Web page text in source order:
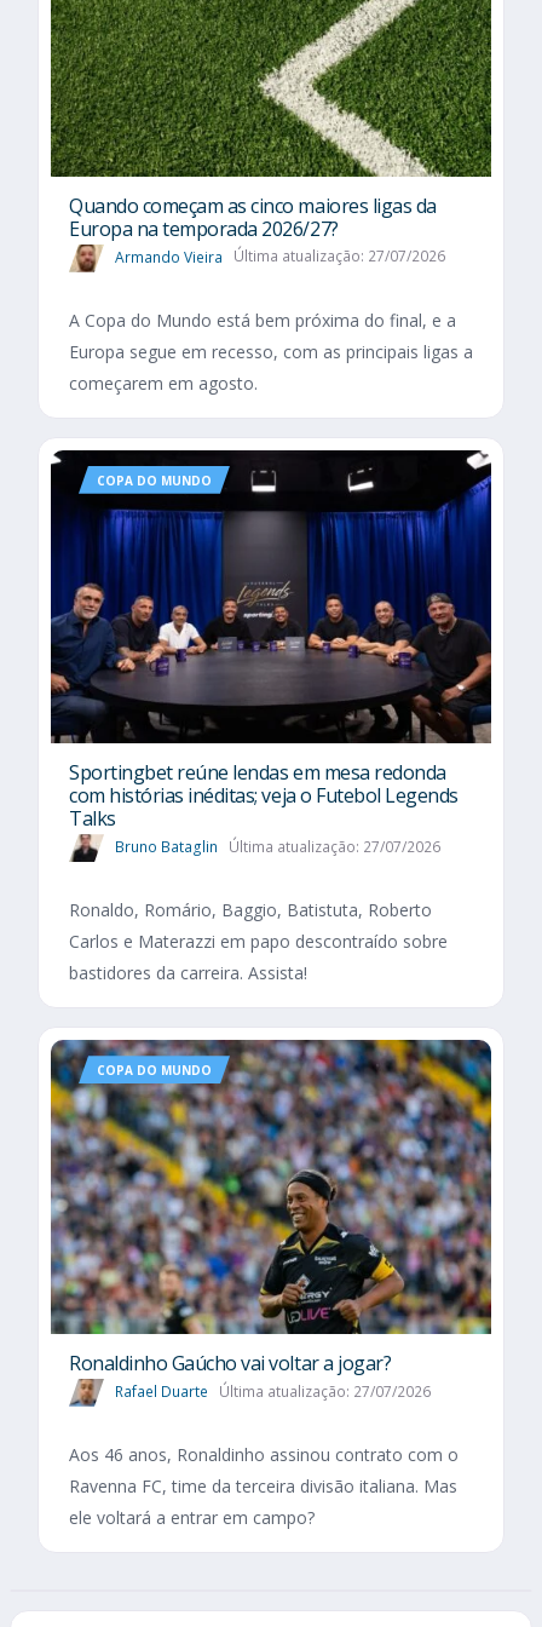
Quando começam as cinco maiores ligas da
Europa na temporada 2026/27?
Armando Vieira Última atualização: 27/07/2026
A Copa do Mundo está bem próxima do final, e a
Europa segue em recesso, com as principais ligas a
começarem em agosto.
COPA DO MUNDO
Sportingbet reúne lendas em mesa redonda
com histórias inéditas; veja o Futebol Legends
Talks
Bruno Bataglin Última atualização: 27/07/2026
Ronaldo, Romário, Baggio, Batistuta, Roberto
Carlos e Materazzi em papo descontraído sobre
bastidores da carreira. Assista!
COPA DO MUNDO
Ronaldinho Gaúcho vai voltar a jogar?
Rafael Duarte Última atualização: 27/07/2026
Aos 46 anos, Ronaldinho assinou contrato com o
Ravenna FC, time da terceira divisão italiana. Mas
ele voltará a entrar em campo?